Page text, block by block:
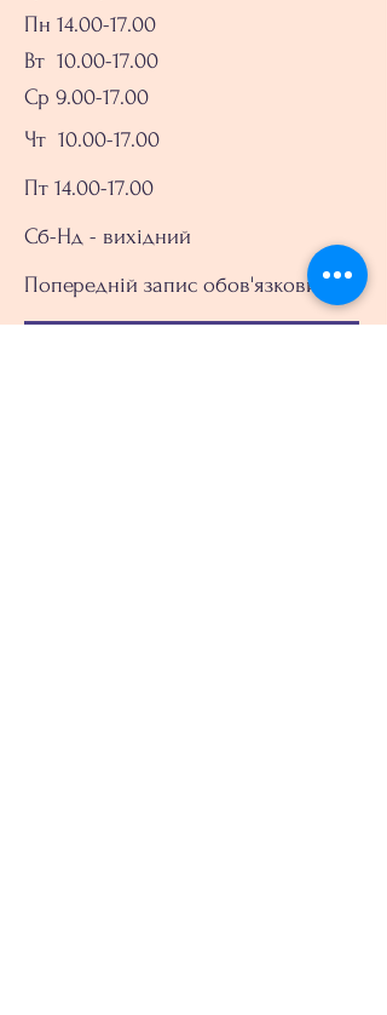
Пн 14.00-17.00
Вт 10.00-17.00
Ср 9.00-17.00
Чт 10.00-17.00
Пт 14.00-17.00
Сб-Нд - вихідний
Попередній запис обов'язковий